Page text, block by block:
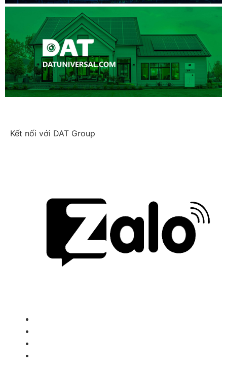
Kết nối với DAT Group